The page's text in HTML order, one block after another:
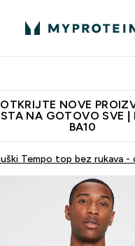
OTKRIJTE NOVE
NA GOTOVO SVE |
BA10
Tempo top bez rukava -